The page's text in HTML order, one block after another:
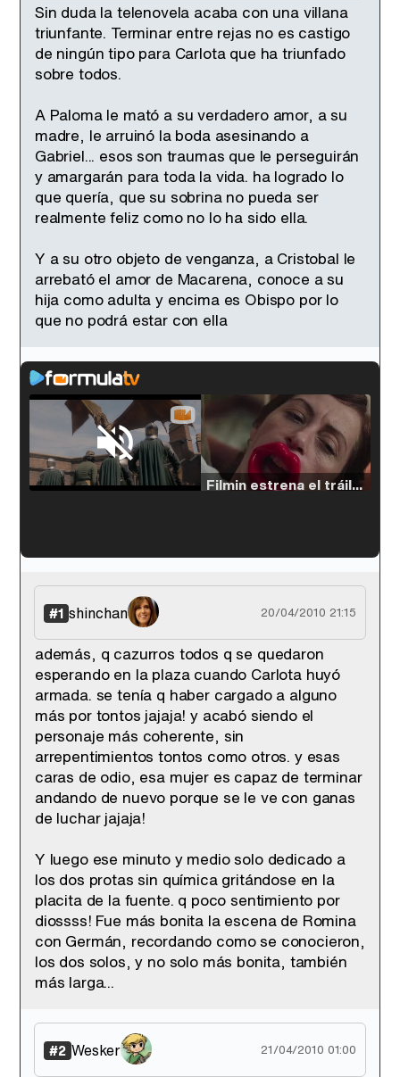
Sin duda la telenovela acaba con una villana
triunfante. Terminar entre rejas no es castigo
de ningún tipo para Carlota que ha triunfado
sobre todos.
A Paloma le mató a su verdadero amor, a su
madre, le arruinó la boda asesinando a
Gabriel... esos son traumas que le perseguirán
y amargarán para toda la vida. ha logrado lo
que quería, que su sobrina no pueda ser
realmente feliz como no lo ha sido ella.
Y a su otro objeto de venganza, a Cristobal le
arrebató el amor de Macarena, conoce a su
hija como adulta y encima es Obispo por lo
que no podrá estar con ella
Unmute
Loaded:
54.63%
Filmin estrena el tráiler de 'Millennial Mal', su nueva comedia universitaria de la mano de Lorena Iglesias
'120 Minutos' celebra sus 2.000 programas en Telemadrid con un vídeo del día a día en la redacción
#1 shinchan 20/04/2010 21:15
además, q cazurros todos q se quedaron
esperando en la plaza cuando Carlota huyó
armada. se tenía q haber cargado a alguno
más por tontos jajaja! y acabó siendo el
personaje más coherente, sin
arrepentimientos tontos como otros. y esas
caras de odio, esa mujer es capaz de terminar
andando de nuevo porque se le ve con ganas
de luchar jajaja!
Y luego ese minuto y medio solo dedicado a
los dos protas sin química gritándose en la
placita de la fuente. q poco sentimiento por
diossss! Fue más bonita la escena de Romina
con Germán, recordando como se conocieron,
los dos solos, y no solo más bonita, también
más larga...
#2 Wesker 21/04/2010 01:00